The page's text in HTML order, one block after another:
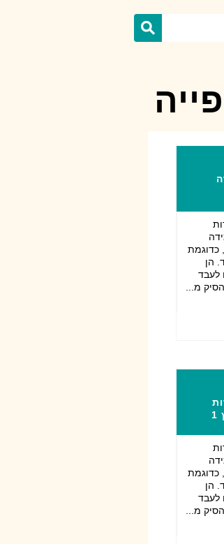
כדוגמת
הן
לעבד
מ...
כדוגמת
הן
לעבד
מ...